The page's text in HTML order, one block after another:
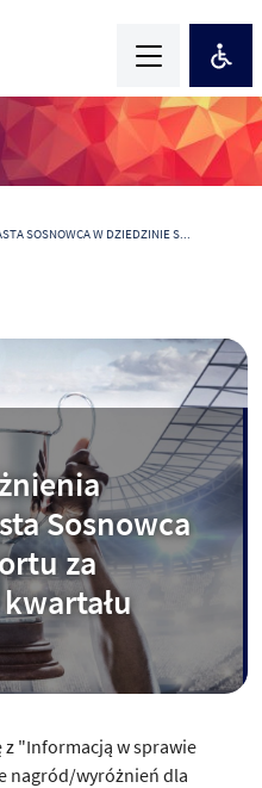
SOSNOWCA W DZIEDZINIE S...
Sosnowca
za
z "Informacją w sprawie
nagród/wyróżnień dla